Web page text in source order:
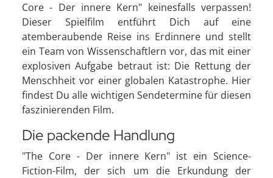
Core - Der innere Kern" keinesfalls verpassen!
Dieser Spielfilm entführt Dich auf eine
atemberaubende Reise ins Erdinnere und stellt
ein Team von Wissenschaftlern vor, das mit einer
explosiven Aufgabe betraut ist: Die Rettung der
Menschheit vor einer globalen Katastrophe. Hier
findest Du alle wichtigen Sendetermine für diesen
faszinierenden Film.
Die packende Handlung
"The Core - Der innere Kern" ist ein Science-
Fiction-Film, der sich um die Erkundung der